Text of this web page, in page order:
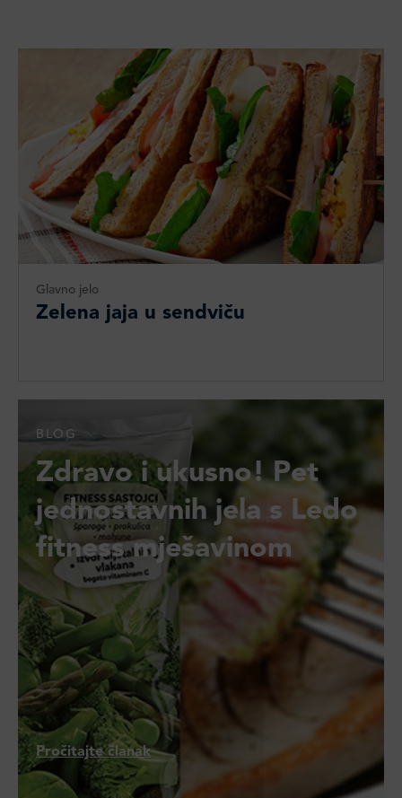
Glavno jelo
Zelena jaja u sendviču
BLOG
Zdravo i ukusno! Pet
jednostavnih jela s Ledo
fitness mješavinom
Pročitajte članak